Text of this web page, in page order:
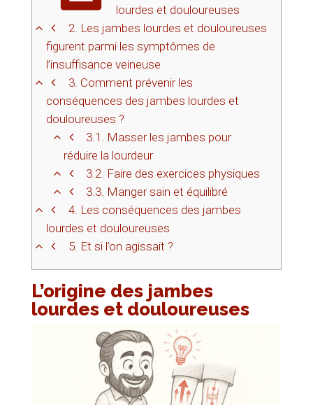
lourdes et douloureuses
2. Les jambes lourdes et douloureuses
figurent parmi les symptômes de
l’insuffisance veineuse
3. Comment prévenir les
conséquences des jambes lourdes et
douloureuses ?
3.1. Masser les jambes pour
réduire la lourdeur
3.2. Faire des exercices physiques
3.3. Manger sain et équilibré
4. Les conséquences des jambes
lourdes et douloureuses
5. Et si l’on agissait ?
L’origine des jambes
lourdes et douloureuses